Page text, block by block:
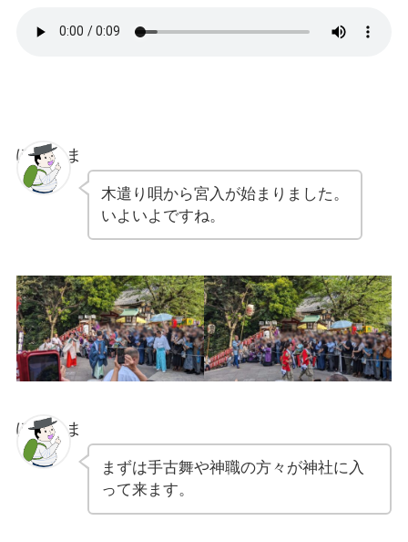
ぽちゃま
木遣り唄から宮入が始まりました。
いよいよですね。
ぽちゃま
まずは手古舞や神職の方々が神社に入
って来ます。